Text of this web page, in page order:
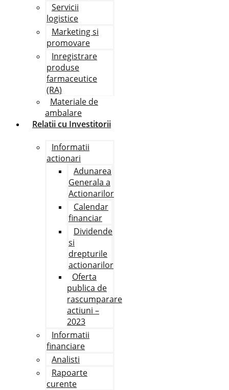
Servicii
logistice
Marketing si
promovare
Inregistrare
produse
farmaceutice
(RA)
Materiale de
ambalare
Relatii cu Investitorii
Informatii
actionari
Adunarea
Generala a
Actionarilor
Calendar
financiar
Dividende
si
drepturile
actionarilor
Oferta
publica de
rascumparare
actiuni –
2023
Informatii
financiare
Analisti
Rapoarte
curente